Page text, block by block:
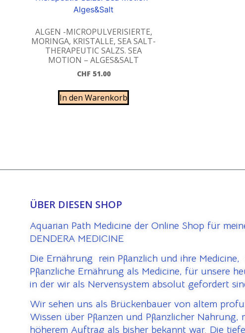
ALGEN -MICROPULVERISIERTE,
MORINGA, KRISTALLE, SEA SALT-
THERAPEUTIC SALZS. SEA
MOTION – ALGES&SALT
CHF 51.00
In den Warenkorb
ÜBER DIESEN SHOP
Aquarian Path Medicine der Online Shop für
DENDERA MEDICINE
Die Ernährung rein Pflanzlich und ihre Medicine,
Pflanzliche Ernährung als Medicine, für unsere
in der wir als Nervensystem absolut gefordert
Wir sehen uns als Brückenbauer von altem
Wissen über Pflanzen und Pflanzlicher Nahrung,
höherem Auftrag als bisher bekannt war. Die